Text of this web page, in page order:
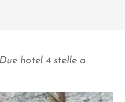
hotel 4 stelle a